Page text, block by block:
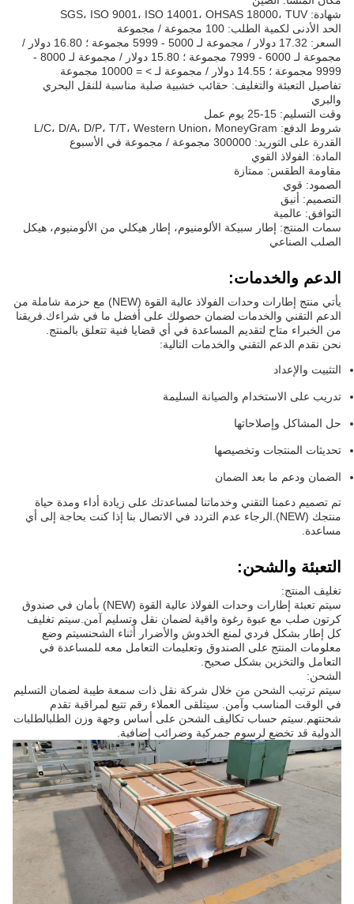
شهادة: SGS، ISO 9001، ISO 14001، OHSAS 18000، TUV
الحد الأدنى لكمية الطلب: 100 مجموعة / مجموعة
السعر: 17.32 دولار / مجموعة لـ 5000 - 5999 مجموعة ؛ 16.80 دولار /
مجموعة لـ 6000 - 7999 مجموعة ؛ 15.80 دولار / مجموعة لـ 8000 -
9999 مجموعة ؛ 14.55 دولار / مجموعة لـ > = 10000 مجموعة
تفاصيل التعبئة والتغليف: حقائب خشبية صلبة مناسبة للنقل البحري
والبري
وقت التسليم: 15-25 يوم عمل
شروط الدفع: L/C، D/A، D/P، T/T، Western Union، MoneyGram
القدرة على التوريد: 300000 مجموعة / مجموعة في الأسبوع
المادة: الفولاذ القوي
مقاومة الطقس: ممتازة
الصمود: قوي
التصميم: أنيق
التوافق: عالمية
سمات المنتج: إطار سبيكة الألومنيوم، إطار هيكلي من الألومنيوم، هيكل
الصلب الصناعي
الدعم والخدمات:
يأتي منتج إطارات وحدات الفولاذ عالية القوة (NEW) مع حزمة شاملة من
الدعم التقني والخدمات لضمان حصولك على أفضل ما في شراءك.فريقنا
من الخبراء متاح لتقديم المساعدة في أي قضايا فنية تتعلق بالمنتج.
نحن نقدم الدعم التقني والخدمات التالية:
التثبيت والإعداد
تدريب على الاستخدام والصيانة السليمة
حل المشاكل وإصلاحاتها
تحديثات المنتجات وتخصيصها
الضمان ودعم ما بعد الضمان
تم تصميم دعمنا التقني وخدماتنا لمساعدتك على زيادة أداء ومدة حياة
منتجك (NEW).الرجاء عدم التردد في الاتصال بنا إذا كنت بحاجة إلى أي
مساعدة.
التعبئة والشحن:
تغليف المنتج:
سيتم تعبئة إطارات وحدات الفولاذ عالية القوة (NEW) بأمان في صندوق
كرتون صلب مع عبوة رغوة واقية لضمان نقل وتسليم آمن.سيتم تغليف
كل إطار بشكل فردي لمنع الخدوش والأضرار أثناء الشحنسيتم وضع
معلومات المنتج على الصندوق وتعليمات التعامل معه للمساعدة في
التعامل والتخزين بشكل صحيح.
الشحن:
سيتم ترتيب الشحن من خلال شركة نقل ذات سمعة طيبة لضمان التسليم
في الوقت المناسب وآمن. سيتلقى العملاء رقم تتبع لمراقبة تقدم
شحنتهم.سيتم حساب تكاليف الشحن على أساس وجهة وزن الطلبالطلبات
الدولية قد تخضع لرسوم جمركية وضرائب إضافية.